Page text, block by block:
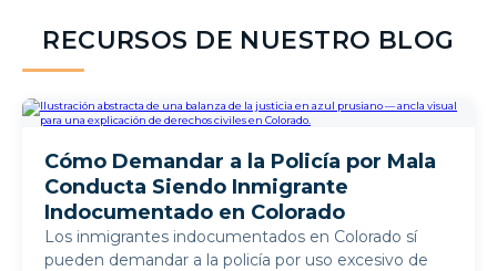
RECURSOS DE NUESTRO BLOG
Cómo Demandar a la Policía por Mala
Conducta Siendo Inmigrante
Indocumentado en Colorado
Los inmigrantes indocumentados en Colorado sí
pueden demandar a la policía por uso excesivo de